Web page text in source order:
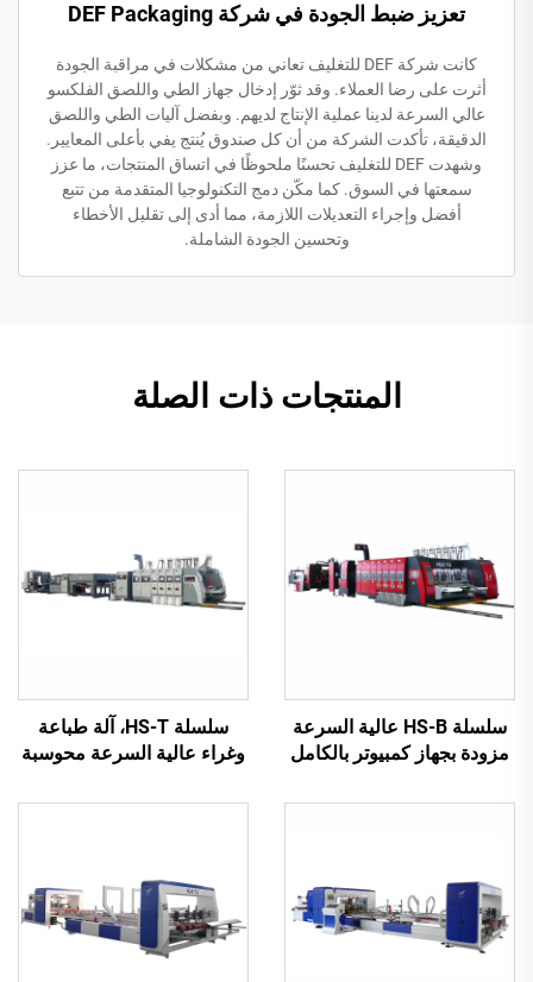
تعزيز ضبط الجودة في شركة DEF Packaging
كانت شركة DEF للتغليف تعاني من مشكلات في مراقبة الجودة
أثرت على رضا العملاء. وقد ثوّر إدخال جهاز الطي واللصق الفلكسو
عالي السرعة لدينا عملية الإنتاج لديهم. وبفضل آليات الطي واللصق
الدقيقة، تأكدت الشركة من أن كل صندوق يُنتج يفي بأعلى المعايير.
وشهدت DEF للتغليف تحسنًا ملحوظًا في اتساق المنتجات، ما عزز
سمعتها في السوق. كما مكّن دمج التكنولوجيا المتقدمة من تتبع
أفضل وإجراء التعديلات اللازمة، مما أدى إلى تقليل الأخطاء
وتحسين الجودة الشاملة.
المنتجات ذات الصلة
سلسلة HS-B عالية السرعة
مزودة بجهاز كمبيوتر بالكامل
تلقائية
سلسلة HS-T، آلة طباعة
وغراء عالية السرعة محوسبة
(للعلب الصغيرة)